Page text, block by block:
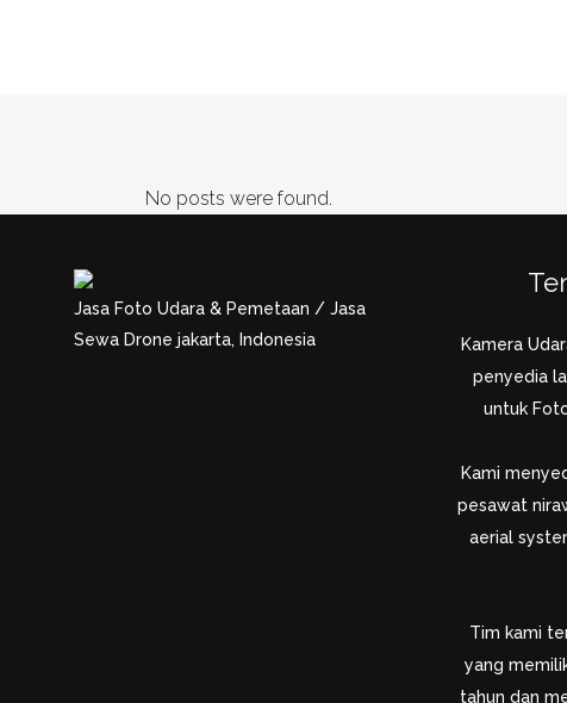
No posts were found.
Jasa Foto Udara & Pemetaan / Jasa
Sewa Drone jakarta, Indonesia
Kamera
penyedia
untuk
Kami
pesawat
aerial
Tim kami
yang
tahun dan